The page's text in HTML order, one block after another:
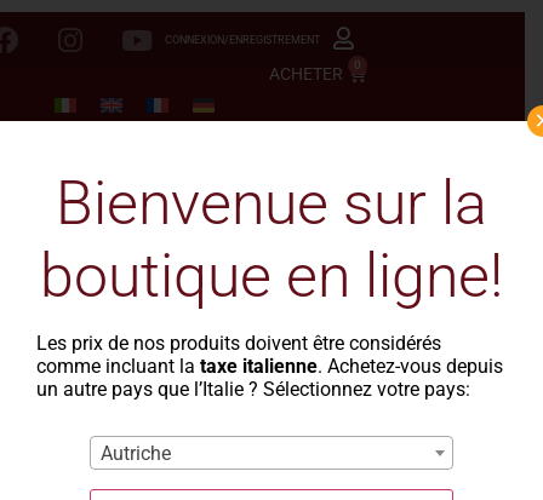
CONNEXION/ENREGISTREMENT
ACHETER 0
Bienvenue sur la
boutique en ligne!
Les prix de nos produits doivent être considérés
comme incluant lataxe italienne. Achetez-vous depuis
un autre pays que l’Italie ? Sélectionnez votre pays:
Autriche